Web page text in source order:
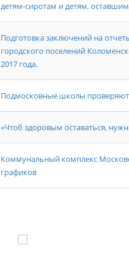
детям-сиротам и детям,
Подготовка заключений на
городского поселений
2017 года.
Подмосковные школы
«Чтоб здоровым оставаться,
Коммунальный комплекс
графиков